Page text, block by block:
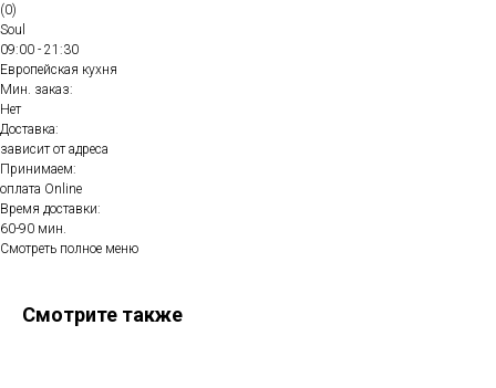
(0)
Soul
09:00 - 21:30
Европейская кухня
Мин. заказ:
Нет
Доставка:
зависит от адреса
Принимаем:
оплата Online
Время доставки:
60-90 мин.
Смотреть полное меню
Смотрите также